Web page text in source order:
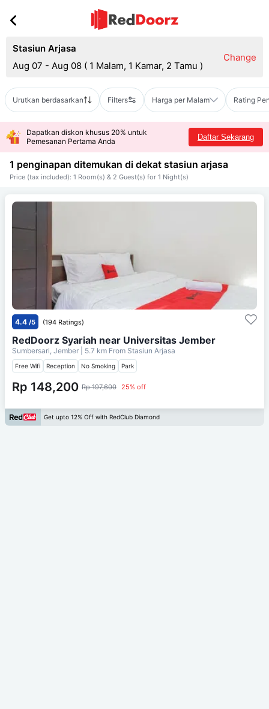
Stasiun Arjasa
Aug 07 - Aug 08 ( 1 Malam, 1 Kamar, 2 Tamu )
Change
Urutkan berdasarkan Filters Harga per Malam Rating
Dapatkan diskon khusus 20% untuk
Pemesanan Pertama Anda
Daftar Sekarang
1 penginapan ditemukan di dekat stasiun arjasa
Price (tax included): 1 Room(s) & 2 Guest(s) for 1 Night(s)
4.4 /5 (194 Ratings)
RedDoorz Syariah near Universitas Jember
Sumbersari, Jember | 5.7 km From Stasiun Arjasa
Free Wifi Reception No Smoking Park
Rp 148,200 Rp 197,600 25% off
Get upto 12% Off with RedClub Diamond